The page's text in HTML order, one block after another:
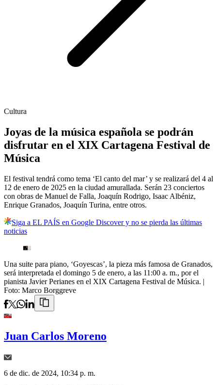
Cultura
Joyas de la música española se podrán
disfrutar en el XIX Cartagena Festival de
Música
El festival tendrá como tema ‘El canto del mar’ y se realizará del 4 al
12 de enero de 2025 en la ciudad amurallada. Serán 23 conciertos
con obras de Manuel de Falla, Joaquín Rodrigo, Isaac Albéniz,
Enrique Granados, Joaquín Turina, entre otros.
Siga a EL PAÍS en Google Discover y no se pierda las últimas
noticias
Una suite para piano, ‘Goyescas’, la pieza más famosa de Granados,
será interpretada el domingo 5 de enero, a las 11:00 a. m., por el
pianista Javier Perianes en el XIX Cartagena Festival de Música. |
Foto: Marco Borggreve
Juan Carlos Moreno
6 de dic. de 2024, 10:34 p. m.